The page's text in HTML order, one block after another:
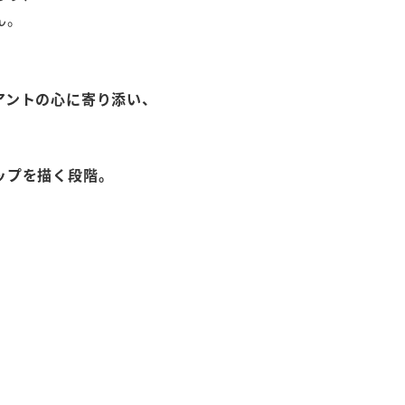
トの心に寄り添い、
を描く段階。